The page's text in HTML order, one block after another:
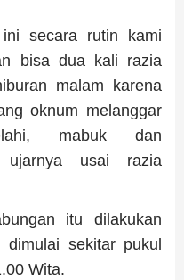
secara rutin kami
bisa dua kali razia
malam karena
oknum melanggar
mabuk dan
ujarnya usai razia
itu dilakukan
sekitar pukul
Wita.